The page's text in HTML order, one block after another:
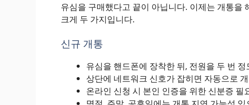
유심을 구매했다고 끝이 아닙니다. 이제는 개통을
크게 두 가지입니다.
신규 개통
유심을 핸드폰에 장착한 뒤, 전원을 두 번
상단에 네트워크 신호가 잡히면 자동으로
온라인 신청 시 본인 인증을 위한 신분증 필